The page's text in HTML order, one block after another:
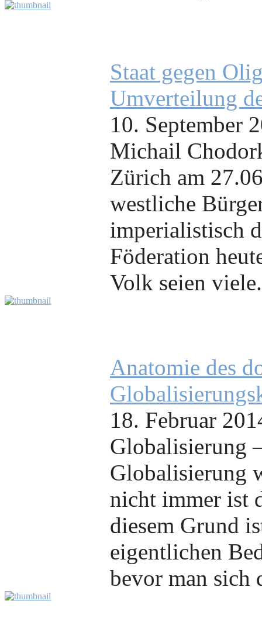
Staat gegen
Umverteilung
10. September
Michail
Zürich am
westliche
imperialistisch
Föderation
Volk seien
Anatomie des
18. Februar
Globalisierung
Globalisierung
nicht immer ist
diesem Grund
eigentlichen
bevor man sich